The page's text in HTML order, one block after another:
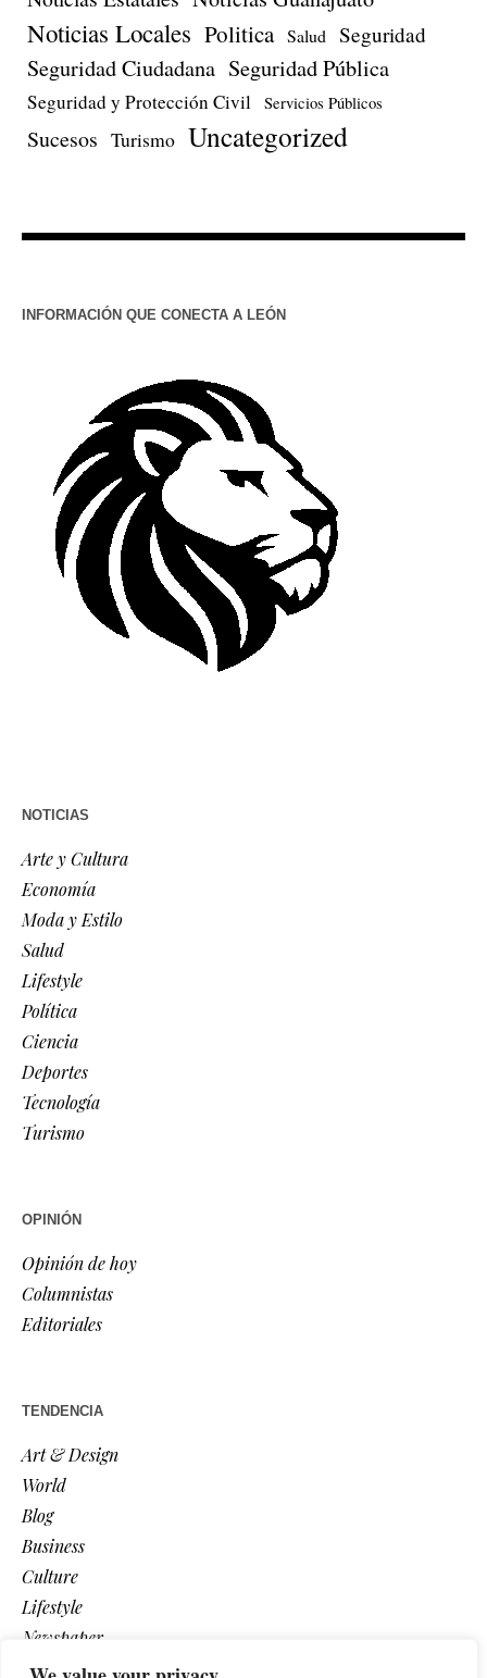
Noticias Locales Politica Salud Seguridad
Seguridad Ciudadana Seguridad Pública
Seguridad y Protección Civil Servicios Públicos
Sucesos Turismo Uncategorized
INFORMACIÓN QUE CONECTA A LEÓN
NOTICIAS
Arte y Cultura
Economía
Moda y Estilo
Salud
Lifestyle
Política
Ciencia
Deportes
Tecnología
Turismo
OPINIÓN
Opinión de hoy
Columnistas
Editoriales
TENDENCIA
Art & Design
World
Blog
Business
Culture
Lifestyle
Newspaper
Photos